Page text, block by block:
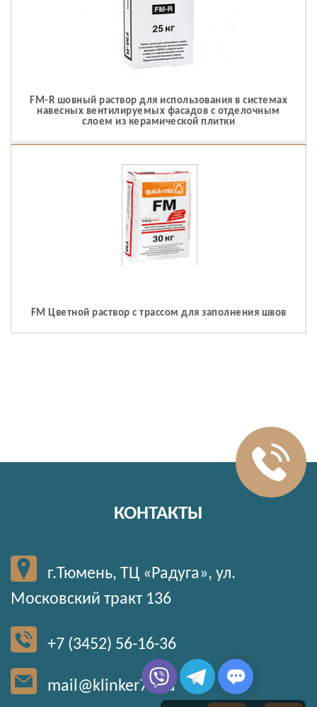
FM-R шовный раствор для использования в системах
навесных вентилируемых фасадов с отделочным
слоем из керамической плитки
FM Цветной раствор с трассом для заполнения швов
КОНТАКТЫ
г.Тюмень, ТЦ «Радуга», ул.
Московский тракт 136
+7 (3452) 56-16-36
mail@klinker72.ru